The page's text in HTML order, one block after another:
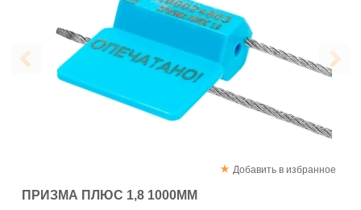
Добавить в избранное
ПРИЗМА ПЛЮС 1,8 1000ММ